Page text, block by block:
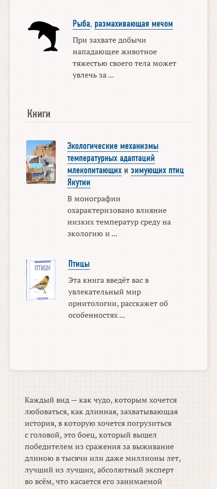
Рыба, размахивающая мечом
При захвате добычи
нападающее животное
тяжестью своего тела может
увлечь за ...
Книги
Экологические механизмы
температурных адаптаций
млекопитающихи зимующих птиц
Якутии
В монографии
охарактеризовано влияние
низких температур среду на
экологию и ...
Птицы
Эта книга введёт вас в
увлекательный мир
орнитологии, расскажет об
особенностях ...
Каждый вид — как чудо, которым хочется
любоваться, как длинная, захватывающая
история, в которую хочется погрузиться
с головой, это боец, который вышел
победителем из сражения за выживание
длиною в тысячи или даже миллионы лет,
лучший из лучших, абсолютный эксперт
во всём, что касается его занимаемой